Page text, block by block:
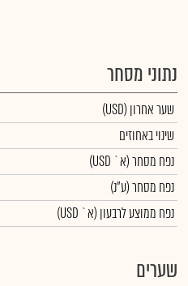
נתוני מסחר
שער אחרון (USD)
שינוי באחוזים
נפח מסחר(א` USD)
נפח מסחר(ע"נ)
נפח ממוצע לרבעון (א` USD)
שערים